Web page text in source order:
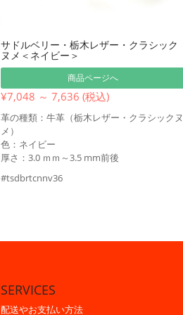
サドルベリー・栃木レザー・クラシック
ヌメ＜ネイビー＞
商品ページへ
¥7,048 ～ 7,636 (税込)
革の種類：牛革（栃木レザー・クラシックヌ
メ）
色：ネイビー
厚さ：3.0 ｍｍ～3.5 mm前後
#tsdbrtcnnv36
SERVICES
配送やお支払い方法